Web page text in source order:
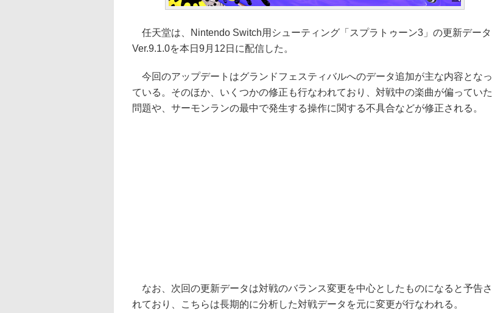
任天堂は、Nintendo Switch用シューティング「スプラトゥーン3」の更新データ
Ver.9.1.0を本日9月12日に配信した。
今回のアップデートはグランドフェスティバルへのデータ追加が主な内容となっ
ている。そのほか、いくつかの修正も行なわれており、対戦中の楽曲が偏っていた
問題や、サーモンランの最中で発生する操作に関する不具合などが修正される。
なお、次回の更新データは対戦のバランス変更を中心としたものになると予告さ
れており、こちらは長期的に分析した対戦データを元に変更が行なわれる。